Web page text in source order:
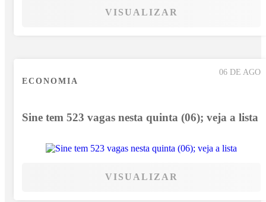
VISUALIZAR
06 DE AGO
ECONOMIA
Sine tem 523 vagas nesta quinta (06); veja a lista
VISUALIZAR